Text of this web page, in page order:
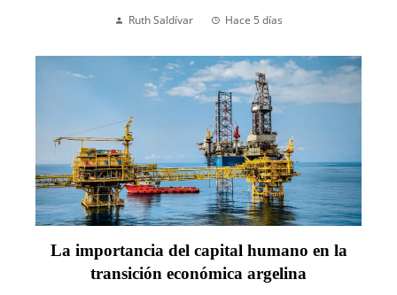
Ruth Saldívar Hace 5 días
La importancia del capital humano en la
transición económica argelina